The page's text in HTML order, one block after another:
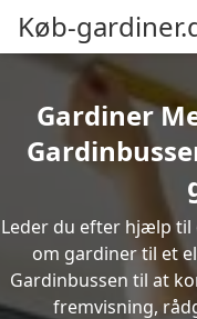
Køb-
Gardiner
Leder du efter hjælp
om gardiner til et
Gardinbussen til at
fremvisning,